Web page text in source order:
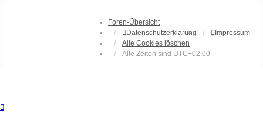
Foren-Übersicht
Datenschutzerklärung
Impressum
Alle Cookies löschen
Alle Zeiten sind UTC+02:00